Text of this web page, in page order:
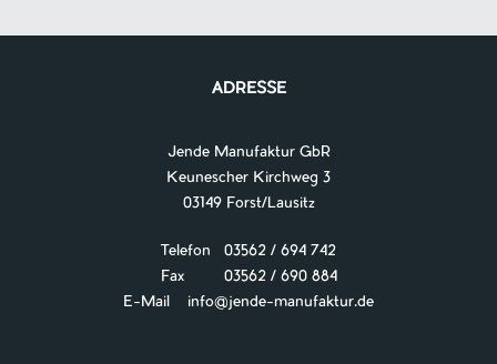
ADRESSE
Jende Manufaktur GbR
Keunescher Kirchweg 3
03149 Forst/Lausitz
Telefon 03562 / 694 742
Fax 03562 / 690 884
E-Mail
info@jende-manufaktur.de